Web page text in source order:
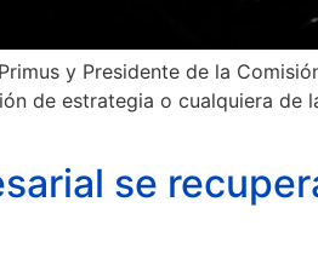
y Presidente de la
de estrategia o cualquiera
se